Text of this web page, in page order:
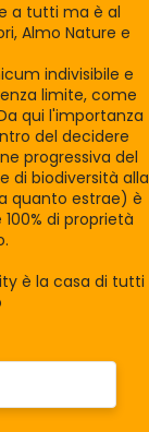
a tutti ma è al
Almo Nature e
indivisibile e
limite, come
qui l'importanza
del decidere
progressiva del
di biodiversità alla
quanto estrae) è
di proprietà
è la casa di tutti